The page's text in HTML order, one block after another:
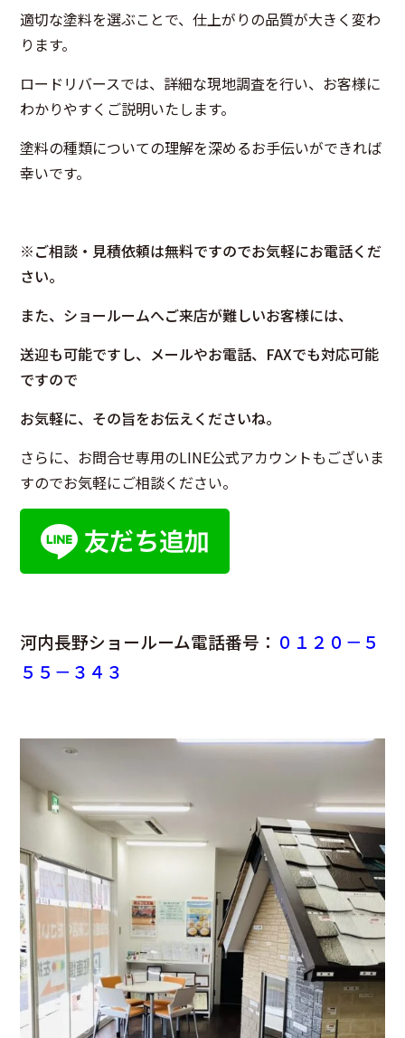
適切な塗料を選ぶことで、仕上がりの品質が大きく変わ
ります。
ロードリバースでは、詳細な現地調査を行い、お客様に
わかりやすくご説明いたします。
塗料の種類についての理解を深めるお手伝いができれば
幸いです。
※ご相談・見積依頼は無料ですのでお気軽にお電話くだ
さい。
また、ショールームへご来店が難しいお客様には、
送迎も可能ですし、メールやお電話、FAXでも対応可能
ですので
お気軽に、その旨をお伝えくださいね。
さらに、お問合せ専用のLINE公式アカウントもございま
すのでお気軽にご相談ください。
河内長野ショールーム電話番号： ０１２０－５
５５－３４３